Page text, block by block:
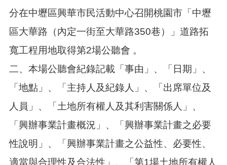
分在中壢區興華市民活動中心召開桃園市「中壢
區大華路（內定一街至大華路350巷）」道路拓
寬工程用地取得第2場公聽會 。
二、本場公聽會紀錄記載「事由」、「日期」、
「地點」、「主持人及紀錄人」、「出席單位及
人員」、「土地所有權人及其利害關係人」、
「興辦事業計畫概況」、「興辦事業計畫之必要
性說明」、「興辦事業計畫之公益性、必要性、
適當與合理性及合法性」、「第1場土地所有權人